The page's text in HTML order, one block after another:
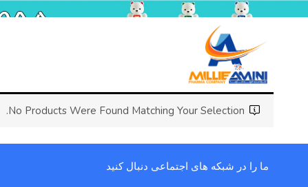
No Products Were Found Matching Your Selection.
ما را در شبکه های اجتماعی دنبال کنید